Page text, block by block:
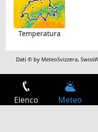
Temperatura
Dati © by MeteoSvizzera,
Elenco Meteo